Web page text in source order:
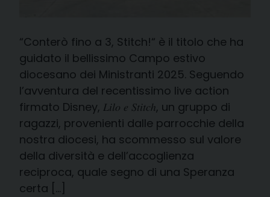
“Conterò fino a 3, Stitch!“ è il titolo che ha
guidato il bellissimo Campo estivo
diocesano dei Ministranti 2025. Seguendo
l’avventura del recentissimo live action
firmato Disney, 𝐿𝑖𝑙𝑜 𝑒 𝑆𝑡𝑖𝑡𝑐ℎ, un gruppo di
ragazzi, provenienti dalle parrocchie della
nostra diocesi, ha scommesso sul valore
della diversità e dell’accoglienza
reciproca, quale segno di una Speranza
certa […]